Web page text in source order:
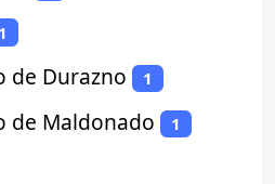
1
de Durazno 1
de Maldonado 1